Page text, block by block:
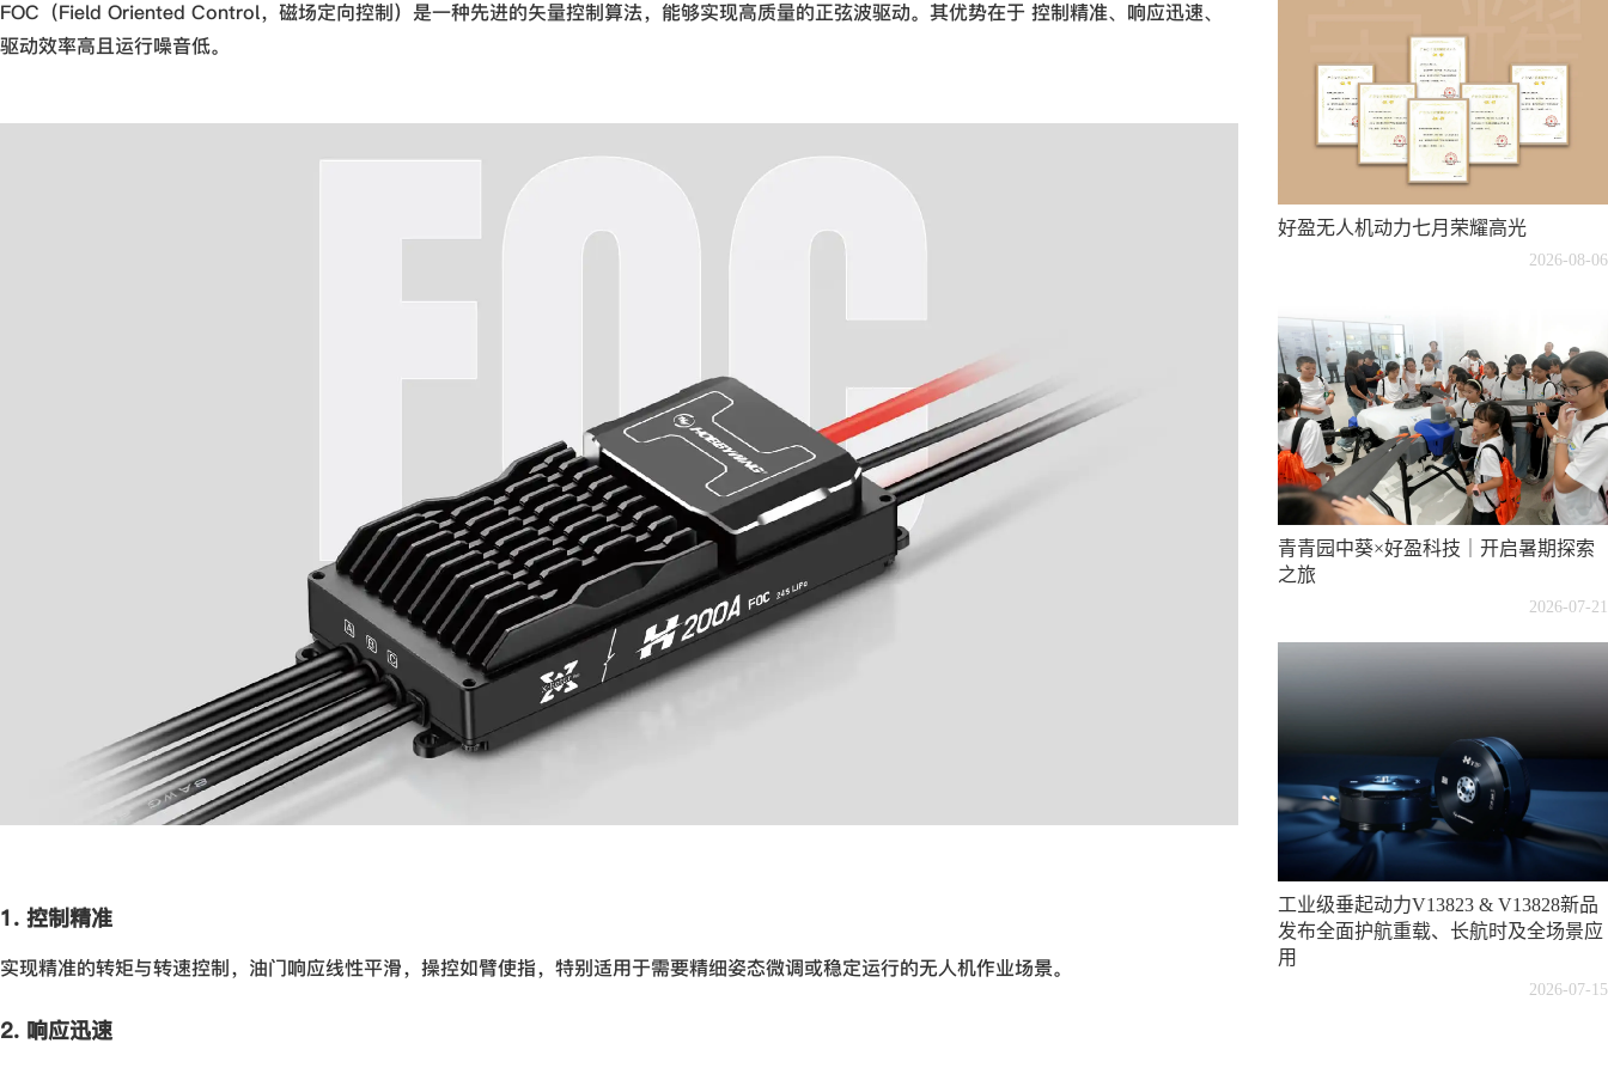
FOC（Field Oriented Control，磁场定向控制）是一种先进的矢量控制算法，能够实现高质量的正弦波驱动。其优势在于 控制精准、响应迅速、
驱动效率高且运行噪音低。
1. 控制精准
实现精准的转矩与转速控制，油门响应线性平滑，操控如臂使指，特别适用于需要精细姿态微调或稳定运行的无人机作业场景。
2. 响应迅速
好盈无人机动力七月荣耀高光
2026-08-06
青青园中葵×好盈科技｜开启暑期探索
之旅
2026-07-21
工业级垂起动力V13823 & V13828新品
发布全面护航重载、长航时及全场景应
用
2026-07-15